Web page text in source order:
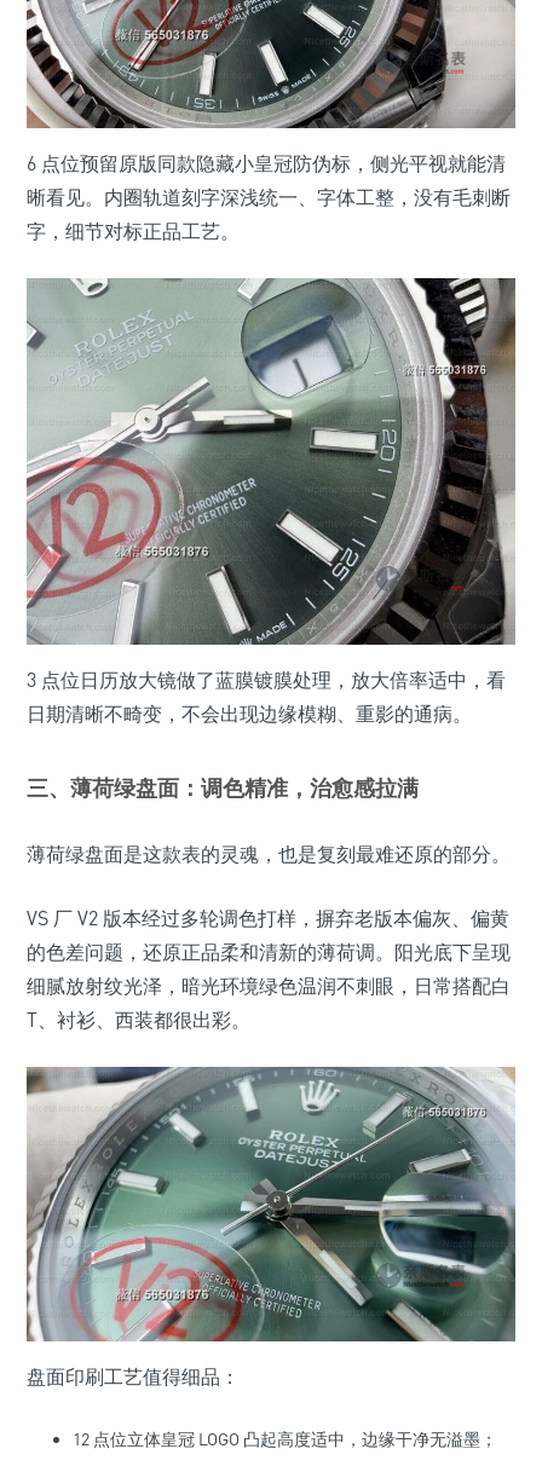
6 点位预留原版同款隐藏小皇冠防伪标，侧光平视就能清
晰看见。内圈轨道刻字深浅统一、字体工整，没有毛刺断
字，细节对标正品工艺。
3 点位日历放大镜做了蓝膜镀膜处理，放大倍率适中，看
日期清晰不畸变，不会出现边缘模糊、重影的通病。
三、薄荷绿盘面：调色精准，治愈感拉满
薄荷绿盘面是这款表的灵魂，也是复刻最难还原的部分。
VS 厂 V2 版本经过多轮调色打样，摒弃老版本偏灰、偏黄
的色差问题，还原正品柔和清新的薄荷调。阳光底下呈现
细腻放射纹光泽，暗光环境绿色温润不刺眼，日常搭配白
T、衬衫、西装都很出彩。
盘面印刷工艺值得细品：
12 点位立体皇冠 LOGO 凸起高度适中，边缘干净无溢墨；